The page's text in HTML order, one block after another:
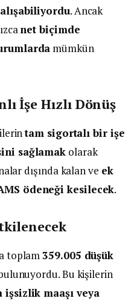
. Ancak
net biçimde
mümkün
İşe Hızlı Dönüş
tam sigortalı bir işe
sağlamak olarak
dışında kalan ve ek
ödeneği kesilecek.
toplam359.005 düşük
Bu kişilerin
işsizlik maaşı veya